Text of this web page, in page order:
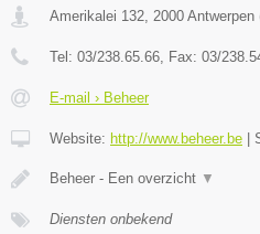
Amerikalei 132 2000 Antwerpen
Tel: 03/238.65.66 , Fax: 03/
E-mail › Beheer
Website: http://www.beheer.be |
Beheer - Een overzicht ▼
Diensten onbekend